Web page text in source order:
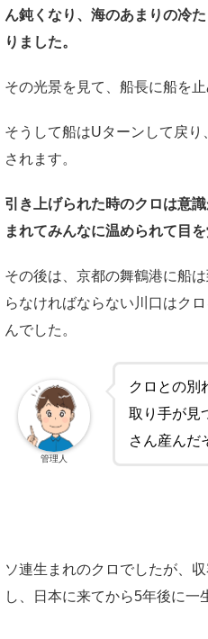
ん鈍くなり、海のあまりの冷
りました。
その光景を見て、船長に船を止
そうして船はUターンして戻
されます。
引き上げられた時のクロは意
まれてみんなに温められて目を
その後は、京都の舞鶴港に船
らなければならない川口はク
んでした。
クロとの別
取り手が見
さん産んだ
管理人
ソ連生まれのクロでしたが、
し、日本に来てから5年後に一